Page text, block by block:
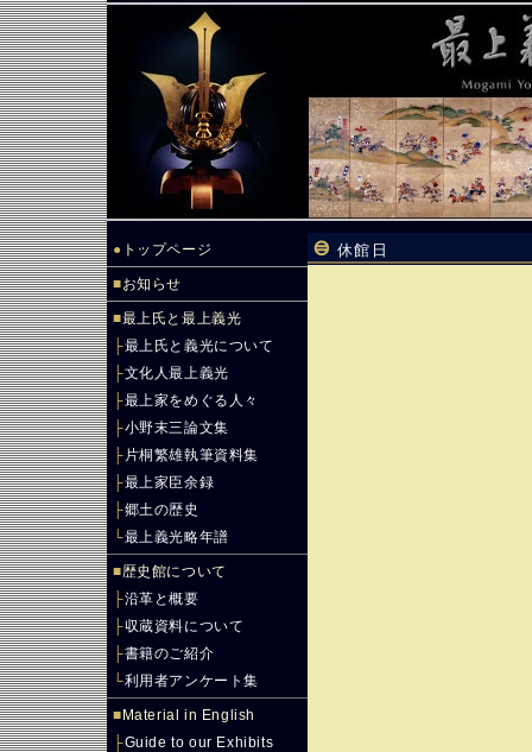
● トップページ
■お知らせ
■最上氏と最上義光
├最上氏と義光について
├文化人最上義光
├最上家をめぐる人々
├小野末三論文集
├ 片桐繁雄執筆資料集
├最上家臣余録
├郷土の歴史
└最上義光略年譜
■歴史館について
├沿革と概要
├収蔵資料について
├書籍のご紹介
└利用者アンケート集
■ Material in English
├Guide to our Exhibits
休館日